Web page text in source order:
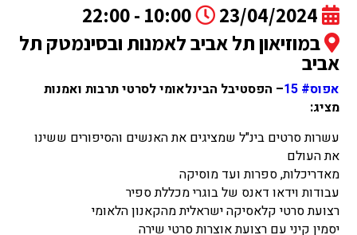
10:00 - 22:00
במוזיאון תל אביב לאמנות ובסינמטק תל
אביב
אפוס# 15
– הפסטיבל הבינלאומי לסרטי תרבות ואמנות
מציג:
עשרות סרטים בינ"ל שמציגים את האנשים והסיפורים ששינו
את העולם
מאדריכלות, ספרות ועד מוסיקה
עבודות וידאו דאנס של בוגרי מכללת ספיר
רצועת סרטי קלאסיקה ישראלית מהקאנון הלאומי
יסמין קיני עם רצועת אוצרות סרטי שירה